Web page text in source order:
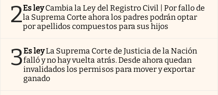
2Es ley Cambia la Ley del Registro Civil | Por fallo de
la Suprema Corte ahora los padres podrán optar
por apellidos compuestos para sus hijos
3Es leyLa Suprema Corte de Justicia de la Nación
falló y no hay vuelta atrás. Desde ahora quedan
invalidados los permisos para mover y exportar
ganado